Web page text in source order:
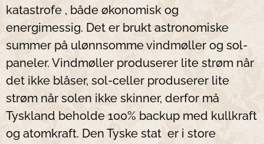
katastrofe , både økonomisk og
energimessig. Det er brukt astronomiske
summer på ulønnsomme vindmøller og sol-
paneler. Vindmøller produserer lite strøm når
det ikke blåser, sol-celler produserer lite
strøm når solen ikke skinner, derfor må
Tyskland beholde 100% backup med kullkraft
og atomkraft. Den Tyske stat er i store